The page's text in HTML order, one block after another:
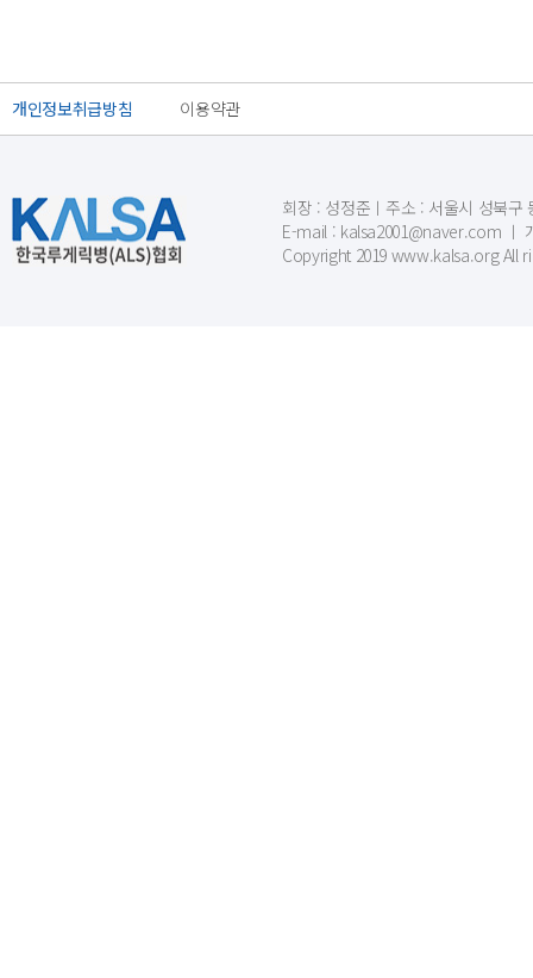
개인정보취급방침 이용약관
회장 : 성정준ㅣ주소 : 서울시 성북구
E-mail : kalsa2001@naver.com ㅣ
Copyright 2019 www.kalsa.org All